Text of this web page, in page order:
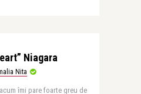
Niagara
Nita
îmi pare foarte greu de